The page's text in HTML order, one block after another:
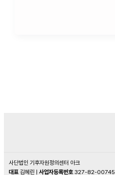
사단법인 기후자원정의센터 아크
대표 김혜린 | 사업자등록번호 327-82-00745